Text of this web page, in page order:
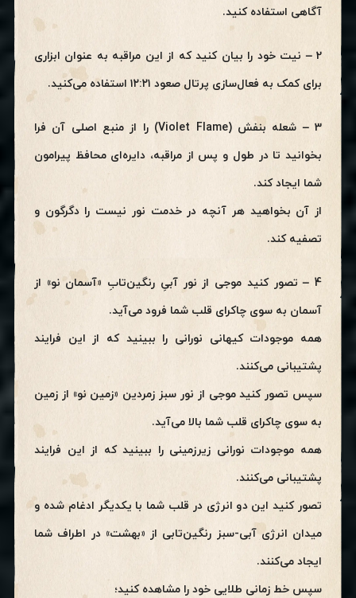
آگاهی استفاده کنید.
2 – نیت خود را بیان کنید که از این مراقبه به عنوان ابزاری
برای کمک به فعال‌سازی پرتال صعود ۱۲:۲۱ استفاده می‌کنید.
3 – شعله بنفش (Violet Flame) را از منبع اصلی آن فرا
بخوانید تا در طول و پس از مراقبه، دایره‌ای محافظ پیرامون
شما ایجاد کند.
از آن بخواهید هر آنچه در خدمت نور نیست را دگرگون و
تصفیه کند.
4 – تصور کنید موجی از نور آبیِ رنگین‌تابِ «آسمان نو» از
آسمان به سوی چاکرای قلب شما فرود می‌آید.
همه موجودات کیهانی نورانی را ببینید که از این فرایند
پشتیبانی می‌کنند.
سپس تصور کنید موجی از نور سبز زمردین «زمین نو» از زمین
به سوی چاکرای قلب شما بالا می‌آید.
همه موجودات نورانی زیرزمینی را ببینید که از این فرایند
پشتیبانی می‌کنند.
تصور کنید این دو انرژی در قلب شما با یکدیگر ادغام شده و
میدان انرژی آبی-سبز رنگین‌تابی از «بهشت» در اطراف شما
ایجاد می‌کنند.
سپس خط زمانی طلایی خود را مشاهده کنید؛